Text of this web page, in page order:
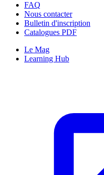
FAQ
Nous contacter
Bulletin d'inscription
Catalogues PDF
Le Mag
Learning Hub